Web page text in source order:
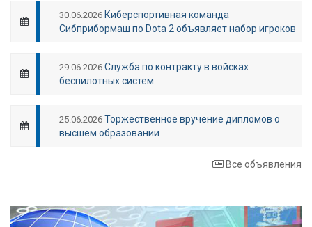
30.06.2026 Киберспортивная команда
Сибприбормаш по Dota 2 объявляет набор игроков
29.06.2026 Служба по контракту в войсках
беспилотных систем
25.06.2026 Торжественное вручение дипломов о
высшем образовании
Все объявления